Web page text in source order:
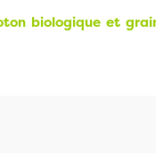
biologique et